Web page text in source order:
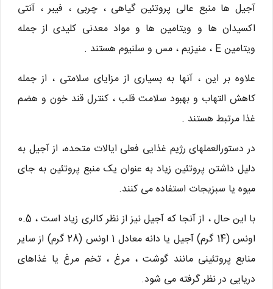
آجیل ها منبع عالی پروتئین گیاهی ، چربی ، فیبر ، آنتی
اکسیدان ها و ویتامین ها و مواد معدنی کلیدی از جمله
ویتامین E ، منیزیم ، مس و سلنیوم هستند .
علاوه بر این ، آنها به بسیاری از مزایای سلامتی ، از جمله
کاهش التهاب و بهبود سلامت قلب ، کنترل قند خون و هضم
غذا مرتبط هستند .
در دستورالعملهای رژیم غذایی فعلی ایالات متحده، از آجیل به
دلیل داشتن پروتئین زیاد به عنوان یک منبع پروتئین به جای
میوه یا سبزیجات استفاده می کنند.
با این حال ، از آنجا که آجیل نیز از نظر کالری زیاد است ، 0.5
اونس (14 گرم) آجیل یا دانه معادل 1 اونس (28 گرم) از سایر
منابع پروتئینی مانند گوشت ، مرغ ، تخم مرغ یا غذاهای
دریایی در نظر گرفته می شود.